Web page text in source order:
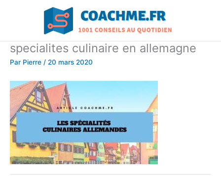
specialites culinaire en allemagne
Par Pierre / 20 mars 2020